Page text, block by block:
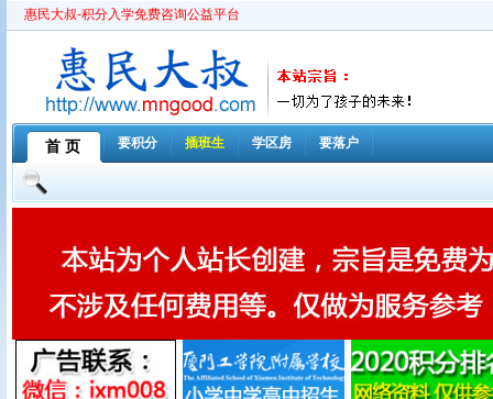
惠民大叔-积分入学免费咨询公益平台
首 页 要积分 插班生 学区房 要落户